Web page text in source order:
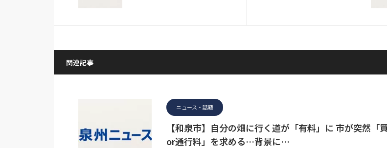
関連記事
ニュース・話題
【和泉市】自分の畑に行く道が「有料」に 市が突然「
or通行料」を求める…背景に…